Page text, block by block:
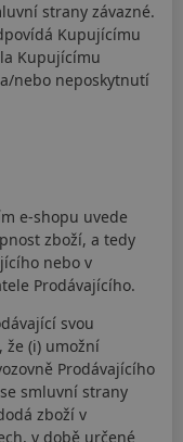
strany závazné.
Kupujícímu
Kupujícímu
nebo neposkytnutí
e-shopu uvede
zboží, a tedy
nebo v
Prodávajícího.
svou
(i) umožní
Prodávajícího
smluvní strany
zboží v
v době určené